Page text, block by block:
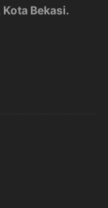
Bekasi.